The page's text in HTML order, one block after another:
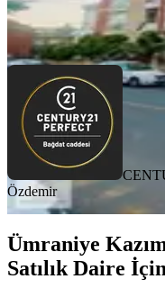
CENTURY21 PERFECT
Ara
Özdemir
Ümraniye
Satılık Daire